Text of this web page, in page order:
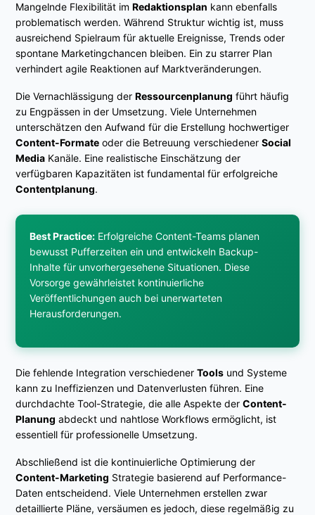
Mangelnde Flexibilität imRedaktionsplan kann ebenfalls
problematisch werden. Während Struktur wichtig ist, muss
ausreichend Spielraum für aktuelle Ereignisse, Trends oder
spontane Marketingchancen bleiben. Ein zu starrer Plan
verhindert agile Reaktionen auf Marktveränderungen.
Die Vernachlässigung derRessourcenplanung führt häufig
zu Engpässen in der Umsetzung. Viele Unternehmen
unterschätzen den Aufwand für die Erstellung hochwertiger
Content-Formate oder die Betreuung verschiedenerSocial
Media Kanäle. Eine realistische Einschätzung der
verfügbaren Kapazitäten ist fundamental für erfolgreiche
Contentplanung.
Best Practice: Erfolgreiche Content-Teams planen
bewusst Pufferzeiten ein und entwickeln Backup-
Inhalte für unvorhergesehene Situationen. Diese
Vorsorge gewährleistet kontinuierliche
Veröffentlichungen auch bei unerwarteten
Herausforderungen.
Die fehlende Integration verschiedenerTools und Systeme
kann zu Ineffizienzen und Datenverlusten führen. Eine
durchdachte Tool-Strategie, die alle Aspekte derContent-
Planung abdeckt und nahtlose Workflows ermöglicht, ist
essentiell für professionelle Umsetzung.
Abschließend ist die kontinuierliche Optimierung der
Content-Marketing Strategie basierend auf Performance-
Daten entscheidend. Viele Unternehmen erstellen zwar
detaillierte Pläne, versäumen es jedoch, diese regelmäßig zu